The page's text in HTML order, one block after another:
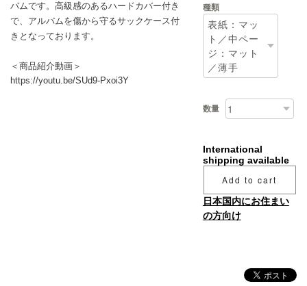
バムです。高級感のあるハードカバー付き
で、アルバムを傷から守るサックケース付
きとなっております。
＜商品紹介動画＞
https://youtu.be/SUd9-Pxoi3Y
種類
数量
International
shipping available
Add to cart
日本国内にお住まい
の方向け